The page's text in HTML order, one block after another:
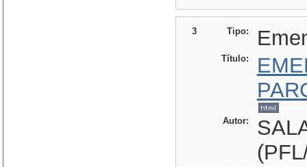
3 Tipo:
Título:
Autor: